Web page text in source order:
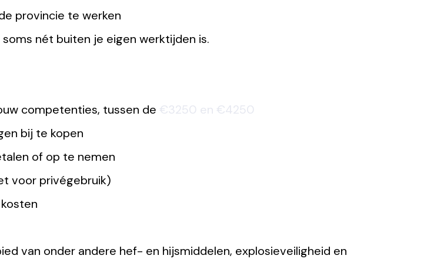
provincie te werken
nét buiten je eigen werktijden is.
competenties, tussen de €3250 en €4250
bij te kopen
of op te nemen
voor privégebruik)
van onder andere hef- en hijsmiddelen, explosieveiligheid en